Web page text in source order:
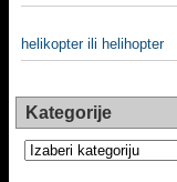
helikopter ili helihopter
Kategorije
Kategorije